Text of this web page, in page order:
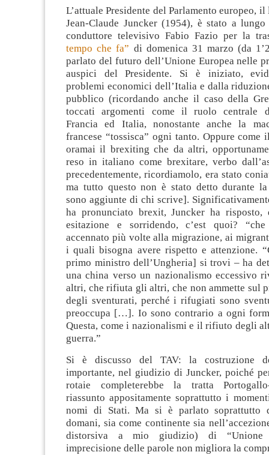
L’attuale Presidente del Parlamento europeo, il
Jean-Claude Juncker (1954), è stato a
conduttore televisivo Fabio Fazio per la
tempo che fa” di domenica 31 marzo (da
parlato del futuro dell’Unione Europea nelle
auspici del Presidente. Si è iniziato,
problemi economici dell’Italia e dalla
pubblico (ricordando anche il caso della
toccati argomenti come il ruolo centrale
Francia ed Italia, nonostante anche la
francese “tossisca” ogni tanto. Oppure
oramai il brexiting che da altri,
reso in italiano come brexitare, verbo
precedentemente, ricordiamolo, era stato
ma tutto questo non è stato detto durante la
sono aggiunte di chi scrive].
ha pronunciato brexit, Juncker ha risposto,
esitazione e sorridendo, c’est quoi?
accennato più volte alla migrazione, ai
i quali bisogna avere rispetto e attenzione.
primo ministro dell’Ungheria] si trovi – ha
una china verso un nazionalismo eccessivo
altri, che rifiuta gli altri, che non ammette sul
degli sventurati, perché i rifugiati sono
preoccupa […]. Io sono contrario a ogni
Questa, come i nazionalismi e il rifiuto degli
guerra.”
Si è discusso del TAV: la costruzione
importante, nel giudizio di Juncker, poiché
rotaie completerebbe la tratta
riassunto appositamente soprattutto i
nomi di Stati. Ma si è parlato soprattutto
domani, sia come continente sia
distorsiva a mio giudizio) di “Unione
imprecisione delle parole non migliora la